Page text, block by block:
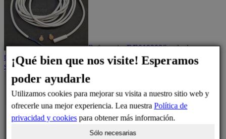
Referencia:RE019208Sonda de
temperaturaKit reparación sensor de temperaturaDisponibilidad:
stockPrecio:35,57 €Número de posición: 350
¡Qué bien que nos visite! Esperamos
poder ayudarle
Utilizamos cookies para mejorar su visita a nuestro sitio web y
ofrecerle una mejor experiencia. Lea nuestra Política de
privacidad y cookiespara obtener más información.
Sólo necesarias